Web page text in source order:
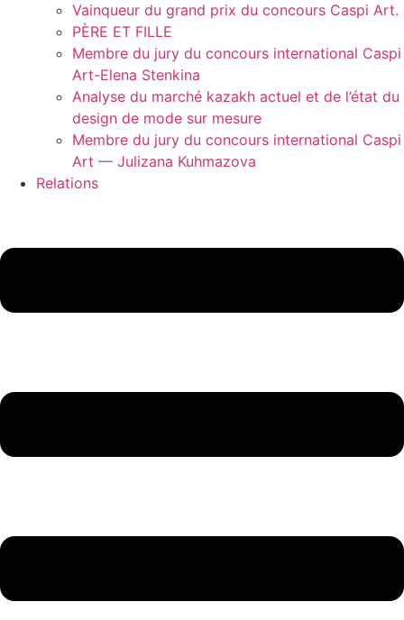
Vainqueur du grand prix du concours Caspi Art.
PÈRE ET FILLE
Membre du jury du concours international Caspi
Art-Elena Stenkina
Analyse du marché kazakh actuel et de l’état du
design de mode sur mesure
Membre du jury du concours international Caspi
Art — Julizana Kuhmazova
Relations